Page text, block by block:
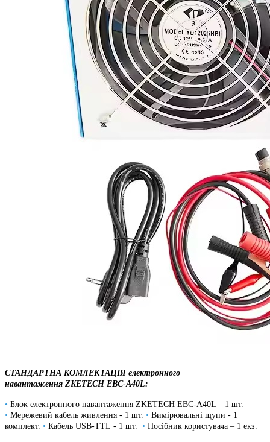
СТАНДАРТНА КОМЛЕКТАЦІЯ електронного
навантаження ZKETECH EBC-A40L:
• Блок електронного навантаження ZKETECH EBC-A40L – 1 шт.
• Мережевий кабель живлення - 1 шт. • Вимірювальні щупи - 1
комплект. • Кабель USB-TTL - 1 шт. • Посібник користувача – 1 екз.